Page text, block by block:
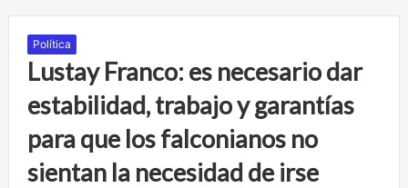
Política
Lustay Franco: es necesario dar
estabilidad, trabajo y garantías
para que los falconianos no
sientan la necesidad de irse